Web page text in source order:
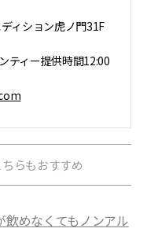
ィション虎ノ門31F
ティー提供時間12:00
らもおすすめ
飲めなくてもノンアル